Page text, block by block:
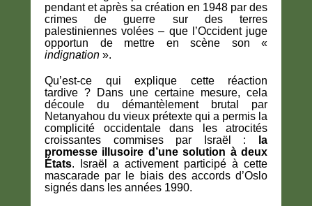
pendant et après sa création en 1948 par des
crimes de guerre sur des terres
palestiniennes volées – que l’Occident juge
opportun de mettre en scène son «
indignation ».
Qu’est-ce qui explique cette réaction
tardive ? Dans une certaine mesure, cela
découle du démantèlement brutal par
Netanyahou du vieux prétexte qui a permis la
complicité occidentale dans les atrocités
croissantes commises par Israël :
la
promesse illusoire d’une solution à deux
États. Israël a activement participé à cette
mascarade par le biais des accords d’Oslo
signés dans les années 1990.